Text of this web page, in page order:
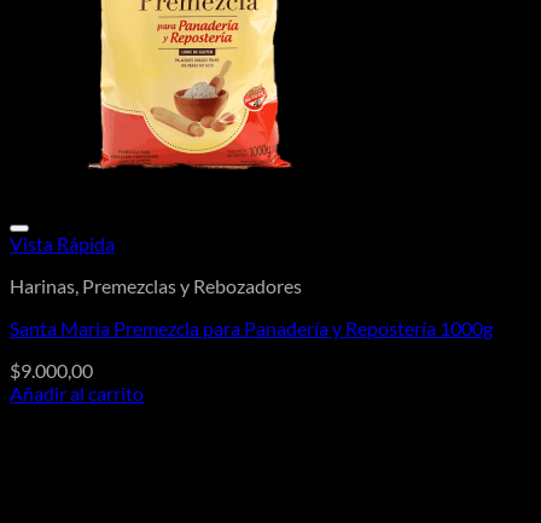
Vista Rápida
Harinas, Premezclas y Rebozadores
Santa Maria Premezcla para Panadería y Repostería 1000g
$9.000,00
Añadir al carrito